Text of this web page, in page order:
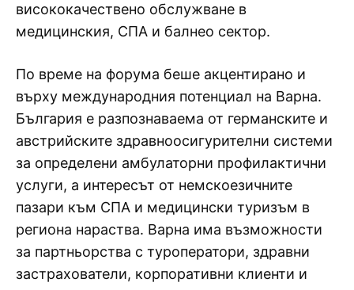
висококачествено обслужване в
медицинския, СПА и балнео сектор.
По време на форума беше акцентирано и
върху международния потенциал на Варна.
България е разпознаваема от германските и
австрийските здравноосигурителни системи
за определени амбулаторни профилактични
услуги, а интересът от немскоезичните
пазари към СПА и медицински туризъм в
региона нараства. Варна има възможности
за партньорства с туроператори, здравни
застрахователи, корпоративни клиенти и